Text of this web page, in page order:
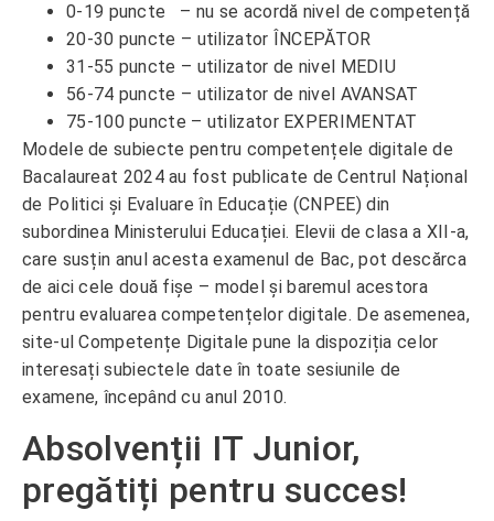
0-19 puncte – nu se acordă nivel de competență
20-30 puncte – utilizator ÎNCEPĂTOR
31-55 puncte – utilizator de nivel MEDIU
56-74 puncte – utilizator de nivel AVANSAT
75-100 puncte – utilizator EXPERIMENTAT
Modele de subiecte pentru competențele digitale de
Bacalaureat 2024 au fost publicate de Centrul Național
de Politici și Evaluare în Educație (CNPEE) din
subordinea Ministerului Educației. Elevii de clasa a XII-a,
care susțin anul acesta examenul de Bac, pot descărca
de aici cele două fișe – model și baremul acestora
pentru evaluarea competențelor digitale. De asemenea,
site-ul Competențe Digitale pune la dispoziția celor
interesați subiectele date în toate sesiunile de
examene, începând cu anul 2010.
Absolvenții IT Junior,
pregătiți pentru succes!